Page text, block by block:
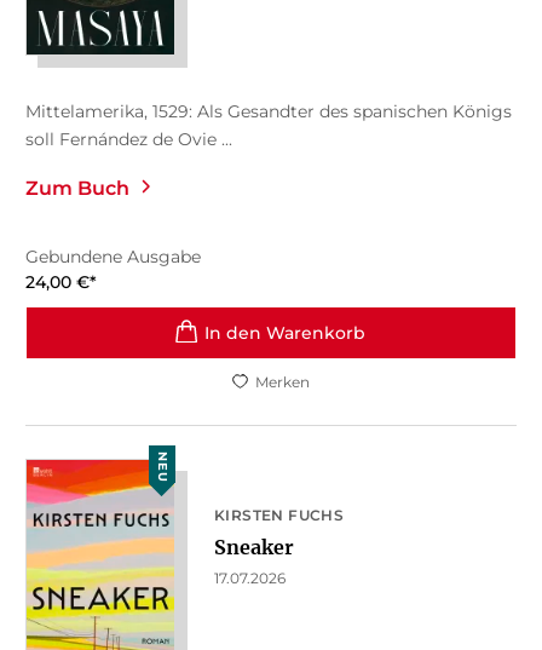
Mittelamerika, 1529: Als Gesandter des spanischen Königs
soll Fernández de Ovie ...
Zum Buch
Gebundene Ausgabe
24,00 €*
In den Warenkorb
Merken
NEU
KIRSTEN FUCHS
Sneaker
17.07.2026